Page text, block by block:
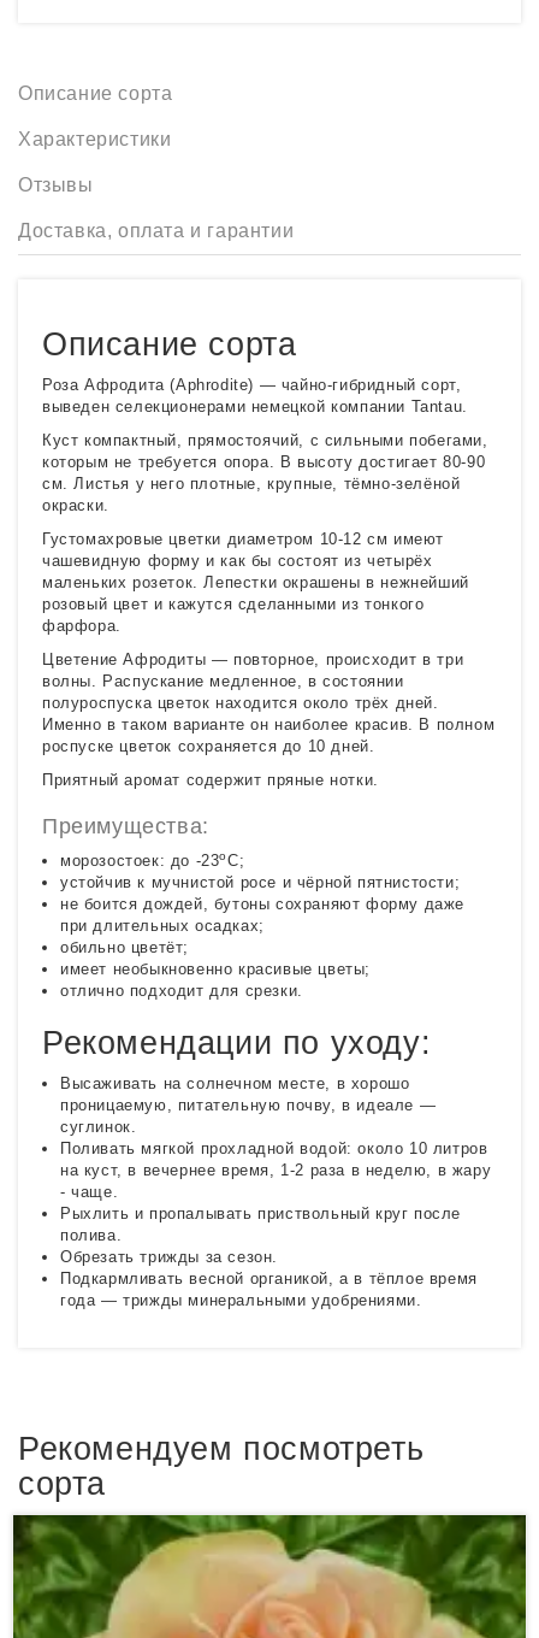
Описание сорта
Характеристики
Отзывы
Доставка, оплата и гарантии
Описание сорта
Роза Афродита (Aphrodite) — чайно-гибридный сорт,
выведен селекционерами немецкой компании Tantau.
Куст компактный, прямостоячий, с сильными побегами,
которым не требуется опора. В высоту достигает 80-90
см. Листья у него плотные, крупные, тёмно-зелёной
окраски.
Густомахровые цветки диаметром 10-12 см имеют
чашевидную форму и как бы состоят из четырёх
маленьких розеток. Лепестки окрашены в нежнейший
розовый цвет и кажутся сделанными из тонкого
фарфора.
Цветение Афродиты — повторное, происходит в три
волны. Распускание медленное, в состоянии
полуроспуска цветок находится около трёх дней.
Именно в таком варианте он наиболее красив. В полном
роспуске цветок сохраняется до 10 дней.
Приятный аромат содержит пряные нотки.
Преимущества:
морозостоек: до -23оС;
устойчив к мучнистой росе и чёрной пятнистости;
не боится дождей, бутоны сохраняют форму даже
при длительных осадках;
обильно цветёт;
имеет необыкновенно красивые цветы;
отлично подходит для срезки.
Рекомендации по уходу:
Высаживать на солнечном месте, в хорошо
проницаемую, питательную почву, в идеале —
суглинок.
Поливать мягкой прохладной водой: около 10 литров
на куст, в вечернее время, 1-2 раза в неделю, в жару
- чаще.
Рыхлить и пропалывать приствольный круг после
полива.
Обрезать трижды за сезон.
Подкармливать весной органикой, а в тёплое время
года — трижды минеральными удобрениями.
Рекомендуем посмотреть
сорта